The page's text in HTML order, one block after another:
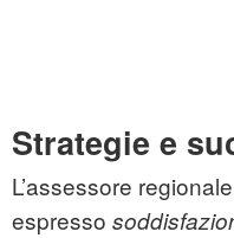
Strategie e
L’assessore
espresso